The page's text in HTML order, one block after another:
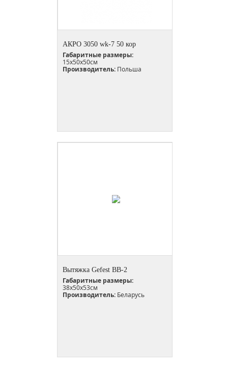
АКРО 3050 wk-7 50 кор
Габаритные размеры:
15х50х50см
Производитель: Польша
Вытяжка Gefest ВВ-2
Габаритные размеры:
38х50х53см
Производитель: Беларусь